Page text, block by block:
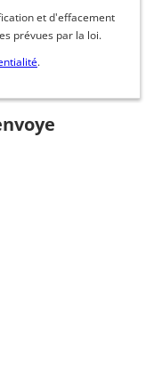
et d'effacement
prévues par la loi.
.